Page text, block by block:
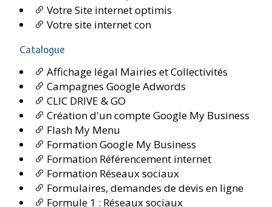
Votre Site internet optimis
Votre site internet con
Catalogue
Affichage légal Mairies et Collectivités
Campagnes Google Adwords
CLIC DRIVE & GO
Création d'un compte Google My Business
Flash My Menu
Formation Google My Business
Formation Référencement internet
Formation Réseaux sociaux
Formulaires, demandes de devis en ligne
Formule 1 : Réseaux sociaux